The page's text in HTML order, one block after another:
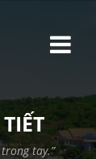
tay.”